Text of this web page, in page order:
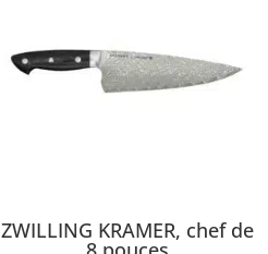
ZWILLING KRAMER, chef de